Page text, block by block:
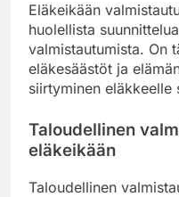
Eläkeikään
huolellista
valmistautumista. On
eläkesäästöt ja
siirtyminen eläkkeelle
Taloudellinen
eläkeikään
Taloudellinen